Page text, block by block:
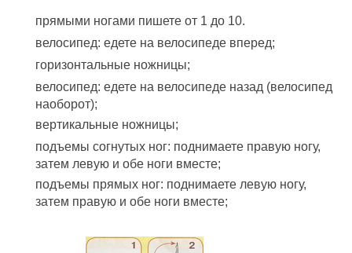
прямыми ногами пишете от 1 до 10.
велосипед: едете на велосипеде вперед;
горизонтальные ножницы;
велосипед: едете на велосипеде назад (велосипед
наоборот);
вертикальные ножницы;
подъемы согнутых ног: поднимаете правую ногу,
затем левую и обе ноги вместе;
подъемы прямых ног: поднимаете левую ногу,
затем правую и обе ноги вместе;